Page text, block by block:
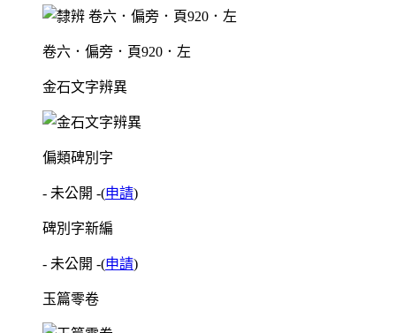
卷六．偏旁．頁920．左
金石文字辨異
偏類碑別字
- 未公開 -(申請)
碑別字新編
- 未公開 -(申請)
玉篇零卷